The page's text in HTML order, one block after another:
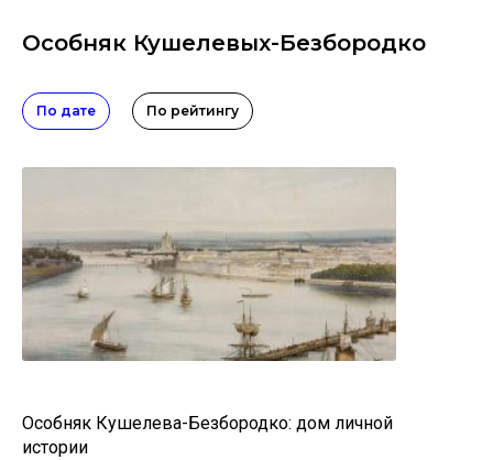
Особняк Кушелевых-Безбородко
По дате По рейтингу
Особняк Кушелева-Безбородко: дом личной
истории